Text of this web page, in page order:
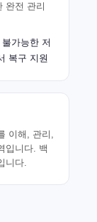
완전 관리
가능한 저
복구 지원
이해, 관리,
입니다. 백
니다.